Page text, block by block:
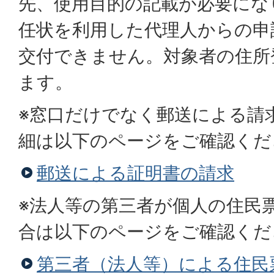
任状を利用した代理人からの
交付できません。対象者の住
ます。
※窓口だけでなく郵送による請
細は以下のページをご確認く
郵送による証明書の請求
※法人等の第三者が個人の住民
合は以下のページをご確認く
第三者（法人等）による住